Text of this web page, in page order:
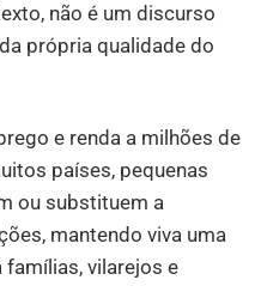
não é um discurso
própria qualidade do
e renda a milhões de
países, pequenas
ou substituem a
mantendo viva uma
vilarejos e